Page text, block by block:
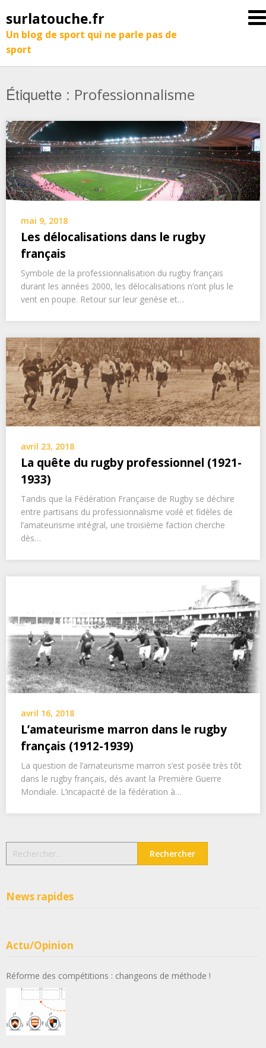
surlatouche.fr
Un blog de sport qui ne parle pas de
sport
Étiquette : Professionnalisme
mai 9, 2018
Les délocalisations dans le rugby
français
Symbole de la professionnalisation du rugby français
durant les années 2000, les délocalisations n’ont plus le
vent en poupe. Retour sur leur genèse et…
avril 23, 2018
La quête du rugby professionnel (1921-
1933)
Tandis que la Fédération Française de Rugby se déchire
entre partisans du professionnalisme voilé et fidèles de
l’amateurisme intégral, une troisième faction cherche
dès…
avril 16, 2018
L’amateurisme marron dans le rugby
français (1912-1939)
La question de l’amateurisme marron s’est posée très tôt
dans le rugby français, dés avant la Première Guerre
Mondiale. L’incapacité de la fédération à…
Rechercher :
News rapides
Actu/Opinion
Réforme des compétitions : changeons de méthode !